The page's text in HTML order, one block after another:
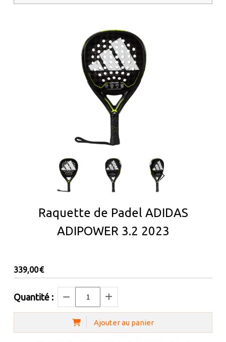
Raquette de Padel ADIDAS
ADIPOWER 3.2 2023
339,00€
Quantité :
Ajouter au panier